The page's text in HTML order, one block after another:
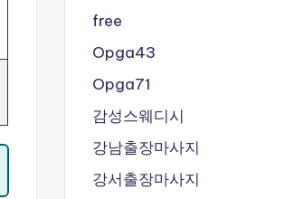
free
Opga43
Opga71
감성스웨디시
강남출장마사지
강서출장마사지